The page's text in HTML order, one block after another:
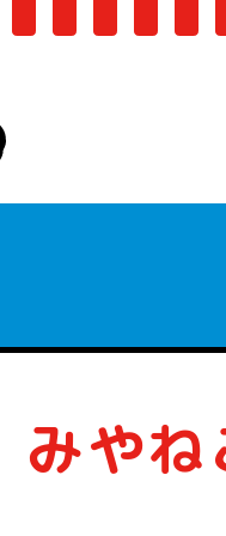
みやね